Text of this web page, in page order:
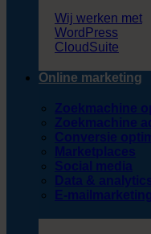
Wij werken met
WordPress
CloudSuite
Online marketing
Zoekmachine
Zoekmachine
Conversie
Marketplaces
Social media
Data &
E-mailmarketing